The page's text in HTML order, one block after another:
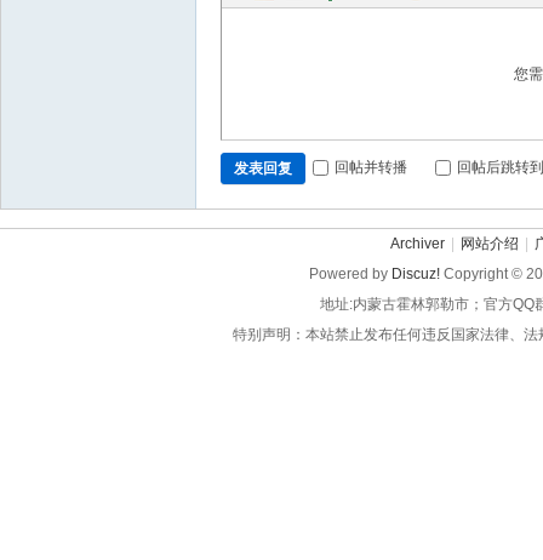
您
发表回复 回帖并转播 回帖后跳转
Archiver 网站介绍
Powered by Discuz! Copyright ©
地址:内蒙古霍林郭勒市；官方QQ
特别声明：本站禁止发布任何违反国家法律、